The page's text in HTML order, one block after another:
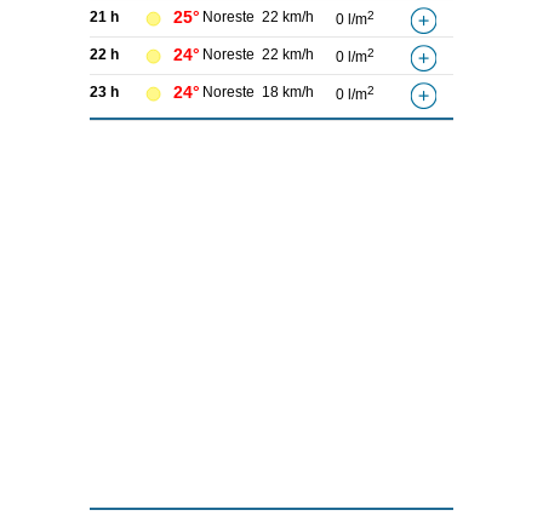
21 h 25° Noreste 22 km/h 0 l/m2
22 h 24° Noreste 22 km/h 0 l/m2
23 h 24° Noreste 18 km/h 0 l/m2